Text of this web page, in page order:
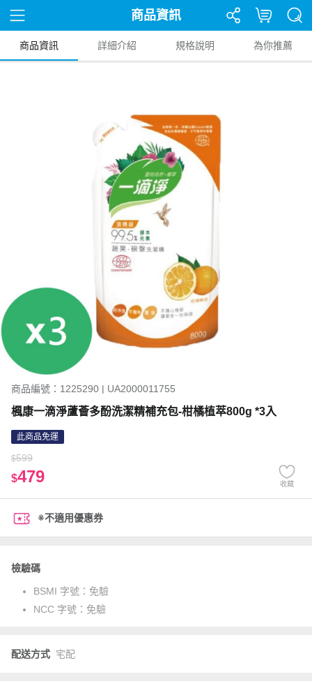
商品資訊
商品資訊 詳細介紹 規格說明 為你推薦
商品編號：1225290 | UA2000011755
楓康一滴淨蘆薈多酚洗潔精補充包-柑橘植萃800g *3入
此商品免運
$599
$479 收藏
※不適用優惠券
檢驗碼
BSMI 字號： 免驗
NCC 字號： 免驗
配送方式 宅配